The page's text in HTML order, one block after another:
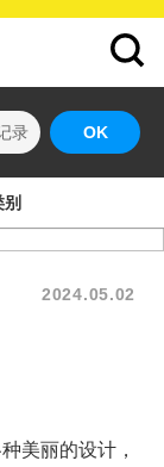
录 OK
2024.05.02
美丽的设计，